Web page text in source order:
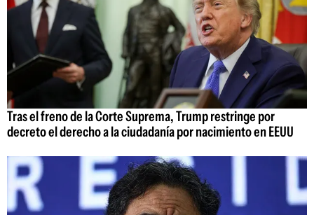
Tras el freno de la Corte Suprema, Trump restringe por
decreto el derecho a la ciudadanía por nacimiento en EEUU